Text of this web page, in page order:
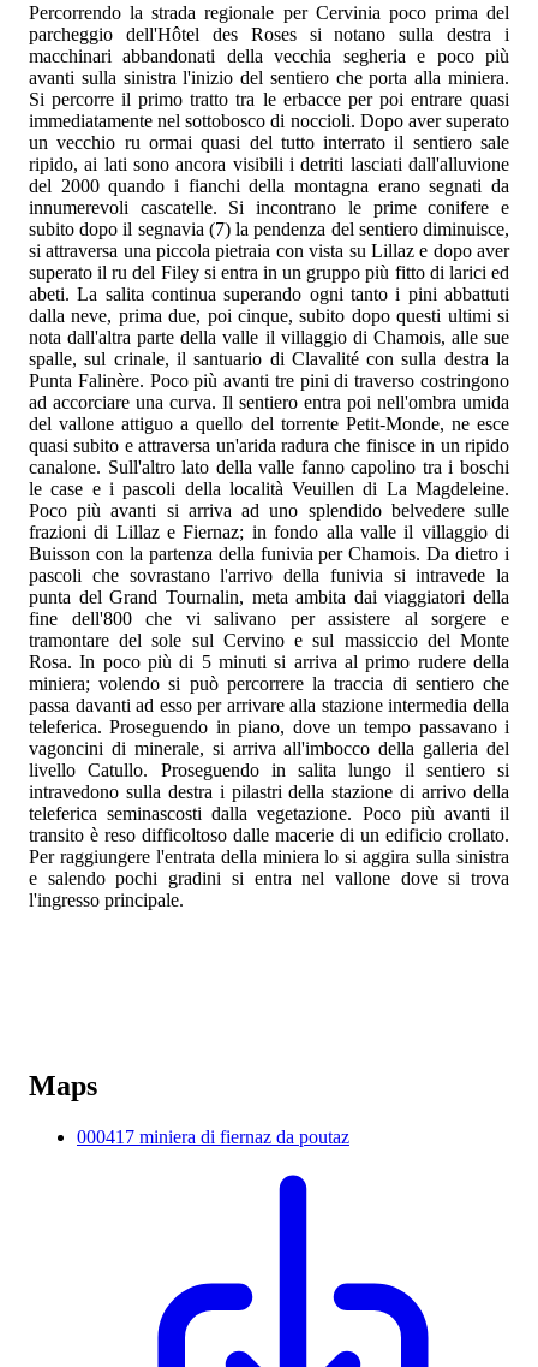
Percorrendo la strada regionale per Cervinia poco prima del
parcheggio dell'Hôtel des Roses si notano sulla destra i
macchinari abbandonati della vecchia segheria e poco più
avanti sulla sinistra l'inizio del sentiero che porta alla miniera.
Si percorre il primo tratto tra le erbacce per poi entrare quasi
immediatamente nel sottobosco di noccioli. Dopo aver superato
un vecchio ru ormai quasi del tutto interrato il sentiero sale
ripido, ai lati sono ancora visibili i detriti lasciati dall'alluvione
del 2000 quando i fianchi della montagna erano segnati da
innumerevoli cascatelle. Si incontrano le prime conifere e
subito dopo il segnavia (7) la pendenza del sentiero diminuisce,
si attraversa una piccola pietraia con vista su Lillaz e dopo aver
superato il ru del Filey si entra in un gruppo più fitto di larici ed
abeti. La salita continua superando ogni tanto i pini abbattuti
dalla neve, prima due, poi cinque, subito dopo questi ultimi si
nota dall'altra parte della valle il villaggio di Chamois, alle sue
spalle, sul crinale, il santuario di Clavalité con sulla destra la
Punta Falinère. Poco più avanti tre pini di traverso costringono
ad accorciare una curva. Il sentiero entra poi nell'ombra umida
del vallone attiguo a quello del torrente Petit-Monde, ne esce
quasi subito e attraversa un'arida radura che finisce in un ripido
canalone. Sull'altro lato della valle fanno capolino tra i boschi
le case e i pascoli della località Veuillen di La Magdeleine.
Poco più avanti si arriva ad uno splendido belvedere sulle
frazioni di Lillaz e Fiernaz; in fondo alla valle il villaggio di
Buisson con la partenza della funivia per Chamois. Da dietro i
pascoli che sovrastano l'arrivo della funivia si intravede la
punta del Grand Tournalin, meta ambita dai viaggiatori della
fine dell'800 che vi salivano per assistere al sorgere e
tramontare del sole sul Cervino e sul massiccio del Monte
Rosa. In poco più di 5 minuti si arriva al primo rudere della
miniera; volendo si può percorrere la traccia di sentiero che
passa davanti ad esso per arrivare alla stazione intermedia della
teleferica. Proseguendo in piano, dove un tempo passavano i
vagoncini di minerale, si arriva all'imbocco della galleria del
livello Catullo. Proseguendo in salita lungo il sentiero si
intravedono sulla destra i pilastri della stazione di arrivo della
teleferica seminascosti dalla vegetazione. Poco più avanti il
transito è reso difficoltoso dalle macerie di un edificio crollato.
Per raggiungere l'entrata della miniera lo si aggira sulla sinistra
e salendo pochi gradini si entra nel vallone dove si trova
l'ingresso principale.
Maps
000417 miniera di fiernaz da poutaz